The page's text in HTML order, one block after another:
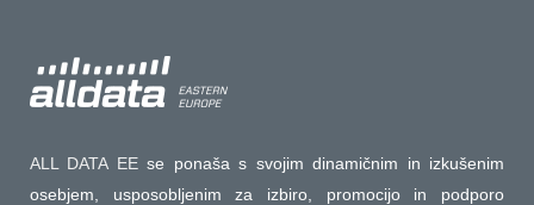
ALL DATA EEse ponaša s svojim dinamičnim in izkušenim
osebjem, usposobljenim za izbiro, promocijo in podporo